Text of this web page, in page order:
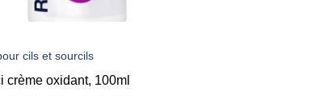
cils et sourcils
crème oxidant, 100ml